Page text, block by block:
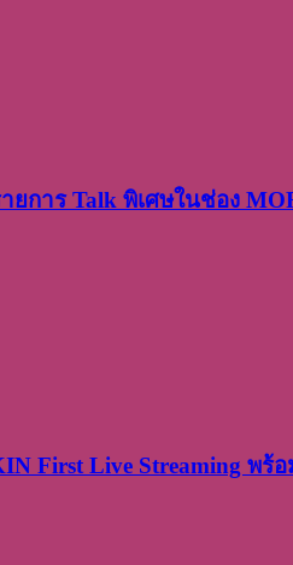
ยการ Talk พิเศษในช่อง
First Live Streaming พร้